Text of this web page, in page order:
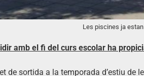
Les piscines ja
amb el fi del curs escolar ha
de sortida a la temporada d’estiu